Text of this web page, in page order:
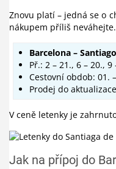
Znovu platí – jedná se o
nákupem příliš
Barcelona –
Př.: 2 – 21., 6 – 20., 9
Cestovní obdob: 01.
Prodej do aktualizace
V ceně letenky je
Jak na přípoj do